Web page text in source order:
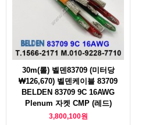
30m(롤) 벨덴83709 (미터당
₩126,670) 벨덴케이블 83709
BELDEN 83709 9C 16AWG
Plenum 자켓 CMP (레드)
3,800,100원